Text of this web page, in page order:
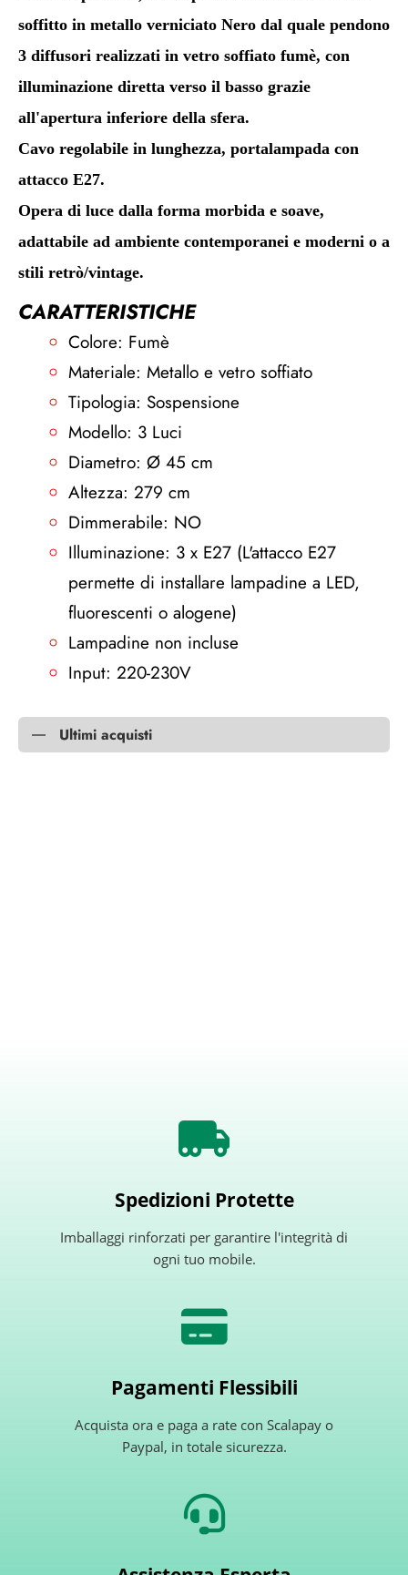
soffitto in metallo verniciato Nero dal quale pendono
3 diffusori realizzati in vetro soffiato fumè, con
illuminazione diretta verso il basso grazie
all'apertura inferiore della sfera.
Cavo regolabile in lunghezza, portalampada con
attacco E27.
Opera di luce dalla forma morbida e soave,
adattabile ad ambiente contemporanei e moderni o a
stili retrò/vintage.
CARATTERISTICHE
Colore: Fumè
Materiale: Metallo e vetro soffiato
Tipologia: Sospensione
Modello: 3 Luci
Diametro: Ø 45 cm
Altezza: 279 cm
Dimmerabile: NO
Illuminazione: 3 x E27 (L'attacco E27
permette di installare lampadine a LED,
fluorescenti o alogene)
Lampadine non incluse
Input: 220-230V
Ultimi acquisti
Spedizioni Protette
Imballaggi rinforzati per garantire l'integrità di
ogni tuo mobile.
Pagamenti Flessibili
Acquista ora e paga a rate con Scalapay o
Paypal, in totale sicurezza.